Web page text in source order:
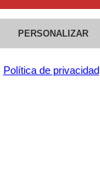
PERSONALIZAR
Política de privacidad